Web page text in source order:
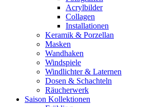
Acrylbilder
Collagen
Installationen
Keramik & Porzellan
Masken
Wandhaken
Windspiele
Windlichter & Laternen
Dosen & Schachteln
Räucherwerk
Saison Kollektionen